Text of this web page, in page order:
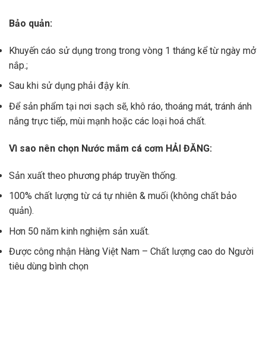
Bảo quản:
Khuyến cáo sử dụng trong trong vòng 1 tháng kể từ ngày mở
nắp.;
Sau khi sử dụng phải đậy kín.
Để sản phẩm tại nơi sạch sẽ, khô ráo, thoáng mát, tránh ánh
nắng trực tiếp, mùi mạnh hoặc các loại hoá chất.
Vì sao nên chọn Nước mắm cá cơm HẢI ĐĂNG:
Sản xuất theo phương pháp truyền thống.
100% chất lượng từ cá tự nhiên & muối (không chất bảo
quản).
Hơn 50 năm kinh nghiệm sản xuất.
Được công nhận Hàng Việt Nam – Chất lượng cao do Người
tiêu dùng bình chọn